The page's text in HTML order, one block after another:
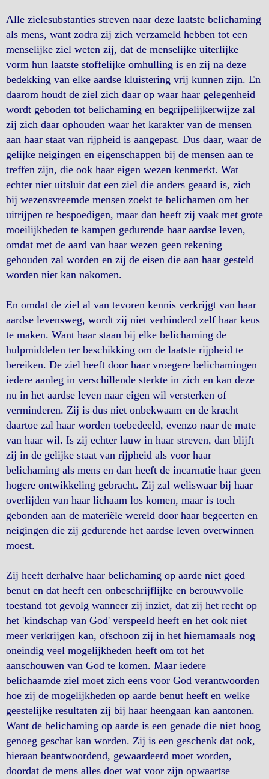
Alle zielesubstanties streven naar deze laatste belichaming
als mens, want zodra zij zich verzameld hebben tot een
menselijke ziel weten zij, dat de menselijke uiterlijke
vorm hun laatste stoffelijke omhulling is en zij na deze
bedekking van elke aardse kluistering vrij kunnen zijn. En
daarom houdt de ziel zich daar op waar haar gelegenheid
wordt geboden tot belichaming en begrijpelijkerwijze zal
zij zich daar ophouden waar het karakter van de mensen
aan haar staat van rijpheid is aangepast. Dus daar, waar de
gelijke neigingen en eigenschappen bij de mensen aan te
treffen zijn, die ook haar eigen wezen kenmerkt. Wat
echter niet uitsluit dat een ziel die anders geaard is, zich
bij wezensvreemde mensen zoekt te belichamen om het
uitrijpen te bespoedigen, maar dan heeft zij vaak met grote
moeilijkheden te kampen gedurende haar aardse leven,
omdat met de aard van haar wezen geen rekening
gehouden zal worden en zij de eisen die aan haar gesteld
worden niet kan nakomen.
En omdat de ziel al van tevoren kennis verkrijgt van haar
aardse levensweg, wordt zij niet verhinderd zelf haar keus
te maken. Want haar staan bij elke belichaming de
hulpmiddelen ter beschikking om de laatste rijpheid te
bereiken. De ziel heeft door haar vroegere belichamingen
iedere aanleg in verschillende sterkte in zich en kan deze
nu in het aardse leven naar eigen wil versterken of
verminderen. Zij is dus niet onbekwaam en de kracht
daartoe zal haar worden toebedeeld, evenzo naar de mate
van haar wil. Is zij echter lauw in haar streven, dan blijft
zij in de gelijke staat van rijpheid als voor haar
belichaming als mens en dan heeft de incarnatie haar geen
hogere ontwikkeling gebracht. Zij zal weliswaar bij haar
overlijden van haar lichaam los komen, maar is toch
gebonden aan de materiële wereld door haar begeerten en
neigingen die zij gedurende het aardse leven overwinnen
moest.
Zij heeft derhalve haar belichaming op aarde niet goed
benut en dat heeft een onbeschrijflijke en berouwvolle
toestand tot gevolg wanneer zij inziet, dat zij het recht op
het 'kindschap van God' verspeeld heeft en het ook niet
meer verkrijgen kan, ofschoon zij in het hiernamaals nog
oneindig veel mogelijkheden heeft om tot het
aanschouwen van God te komen. Maar iedere
belichaamde ziel moet zich eens voor God verantwoorden
hoe zij de mogelijkheden op aarde benut heeft en welke
geestelijke resultaten zij bij haar heengaan kan aantonen.
Want de belichaming op aarde is een genade die niet hoog
genoeg geschat kan worden. Zij is een geschenk dat ook,
hieraan beantwoordend, gewaardeerd moet worden,
doordat de mens alles doet wat voor zijn opwaartse